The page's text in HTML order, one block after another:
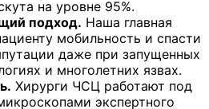
на уровне 95%.
подход. Наша главная
мобильность и спасти
даже при запущенных
и многолетних язвах.
Хирурги ЧСЦ работают под
экспертного